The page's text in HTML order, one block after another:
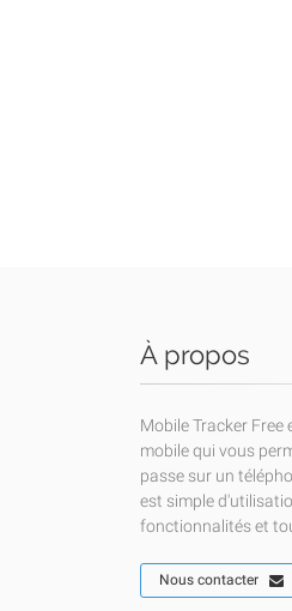
À propos
Mobile Tracker
mobile qui vous
passe sur un
est simple
fonctionnalités et
Nous contacter